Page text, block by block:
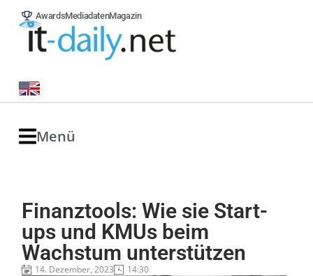
AwardsMediadatenMagazin
Menü
Finanztools: Wie sie Start-
ups und KMUs beim
Wachstum unterstützen
14. Dezember, 2023 14:30